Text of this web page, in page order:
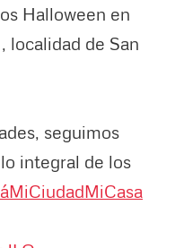
Halloween en
localidad de San
seguimos
integral de los